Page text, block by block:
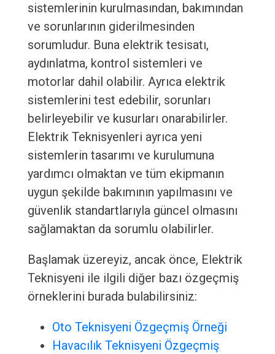
sistemlerinin kurulmasından, bakımından
ve sorunlarının giderilmesinden
sorumludur. Buna elektrik tesisatı,
aydınlatma, kontrol sistemleri ve
motorlar dahil olabilir. Ayrıca elektrik
sistemlerini test edebilir, sorunları
belirleyebilir ve kusurları onarabilirler.
Elektrik Teknisyenleri ayrıca yeni
sistemlerin tasarımı ve kurulumuna
yardımcı olmaktan ve tüm ekipmanın
uygun şekilde bakımının yapılmasını ve
güvenlik standartlarıyla güncel olmasını
sağlamaktan da sorumlu olabilirler.
Başlamak üzereyiz, ancak önce, Elektrik
Teknisyeni ile ilgili diğer bazı özgeçmiş
örneklerini burada bulabilirsiniz:
Oto Teknisyeni Özgeçmiş Örneği
Havacılık Teknisyeni Özgeçmiş